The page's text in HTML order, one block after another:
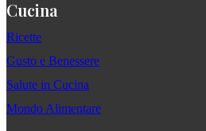
Cucina
Ricette
Gusto e Benessere
Salute in Cucina
Mondo Alimentare